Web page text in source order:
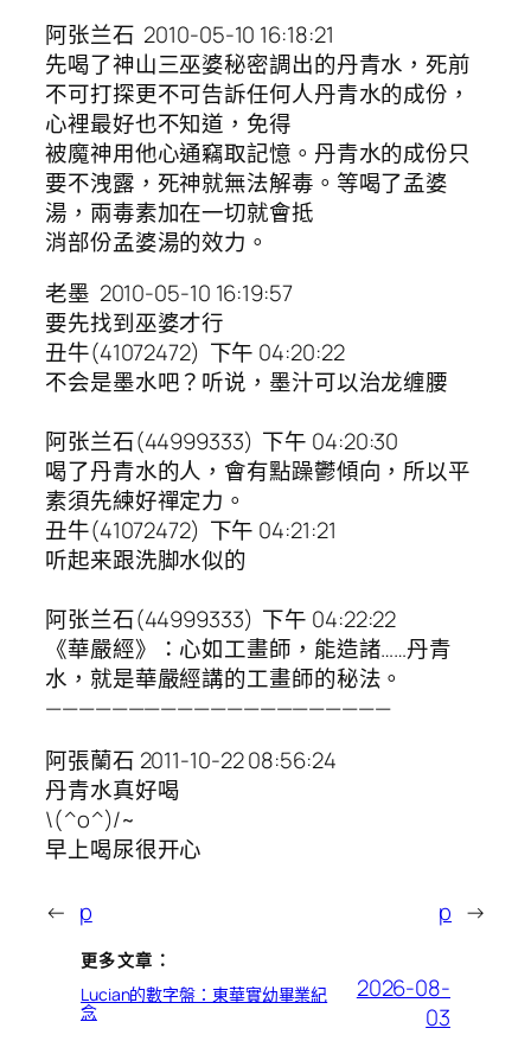
阿张兰石 2010-05-10 16:18:21
先喝了神山三巫婆秘密調出的丹青水，死前
不可打探更不可告訴任何人丹青水的成份，
心裡最好也不知道，免得
被魔神用他心通竊取記憶。丹青水的成份只
要不洩露，死神就無法解毒。等喝了孟婆
湯，兩毒素加在一切就會抵
消部份孟婆湯的效力。
老墨 2010-05-10 16:19:57
要先找到巫婆才行
丑牛(41072472) 下午 04:20:22
不会是墨水吧？听说，墨汁可以治龙缠腰
阿张兰石(44999333) 下午 04:20:30
喝了丹青水的人，會有點躁鬱傾向，所以平
素須先練好禪定力。
丑牛(41072472) 下午 04:21:21
听起来跟洗脚水似的
阿张兰石(44999333) 下午 04:22:22
《華嚴經》：心如工畫師，能造諸……丹青
水，就是華嚴經講的工畫師的秘法。
—————————————————————
阿張蘭石 2011-10-22 08:56:24
丹青水真好喝
\(^o^)/~
早上喝尿很开心
← p p →
更多文章：
Lucian的數字盤：東華實幼畢業紀
念
2026-08-
03